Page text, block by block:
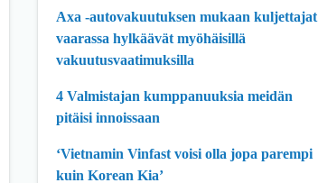
Axa -autovakuutuksen mukaan kuljettajat
vaarassa hylkäävät myöhäisillä
vakuutusvaatimuksilla
4 Valmistajan kumppanuuksia meidän
pitäisi innoissaan
‘Vietnamin Vinfast voisi olla jopa parempi
kuin Korean Kia’